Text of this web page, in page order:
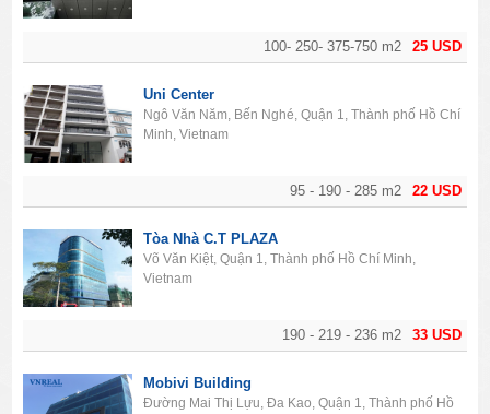
25 USD
100- 250- 375-750 m2
22 USD
95 - 190 - 285 m2
Uni Center
Ngô Văn Năm, Bến Nghé, Quận 1, Thành phố Hồ Chí
Minh, Vietnam
33 USD
190 - 219 - 236 m2
Tòa Nhà C.T PLAZA
Võ Văn Kiệt, Quận 1, Thành phố Hồ Chí Minh,
Vietnam
Mobivi Building
Đường Mai Thị Lựu, Đa Kao, Quận 1, Thành phố Hồ